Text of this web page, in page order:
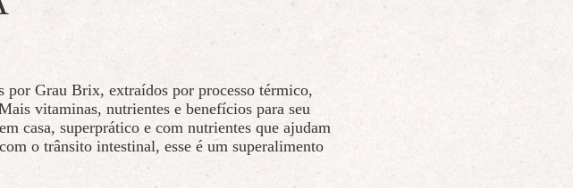
por Grau Brix, extraídos por processo térmico,
vitaminas, nutrientes e benefícios para seu
casa, superprático e com nutrientes que ajudam
o trânsito intestinal, esse é um superalimento